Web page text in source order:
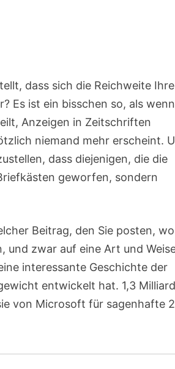
dass sich die Reichweite
Es ist ein bisschen so, als
Anzeigen in Zeitschriften
niemand mehr erscheint.
dass diejenigen, die die
geworfen, sondern
Beitrag, den Sie posten, wo
und zwar auf eine Art und
interessante Geschichte der
entwickelt hat. 1,3
von Microsoft für sagenhafte